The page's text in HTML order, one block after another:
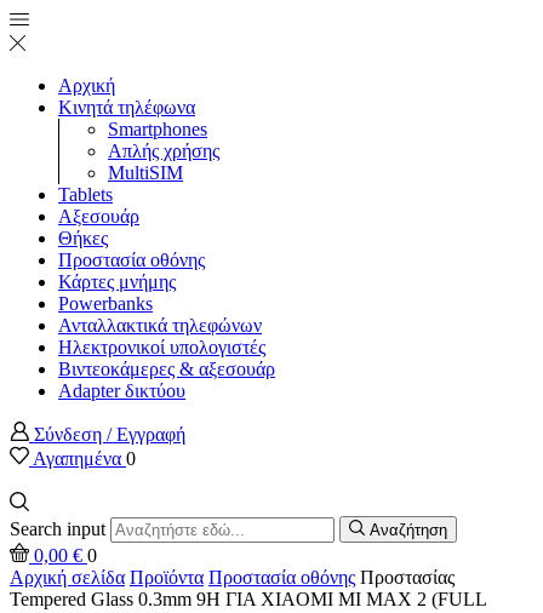
Αρχική
Κινητά τηλέφωνα
Smartphones
Απλής χρήσης
MultiSIM
Tablets
Αξεσουάρ
Θήκες
Προστασία οθόνης
Κάρτες μνήμης
Powerbanks
Ανταλλακτικά τηλεφώνων
Ηλεκτρονικοί υπολογιστές
Βιντεοκάμερες & αξεσουάρ
Adapter δικτύου
Σύνδεση / Εγγραφή
Αγαπημένα 0
Search input Αναζήτηση
0,00 € 0
Αρχική σελίδα Προϊόντα Προστασία οθόνης Προστασίας
Tempered Glass 0.3mm 9H ΓΙΑ XIAOMI MI MAX 2 (FULL